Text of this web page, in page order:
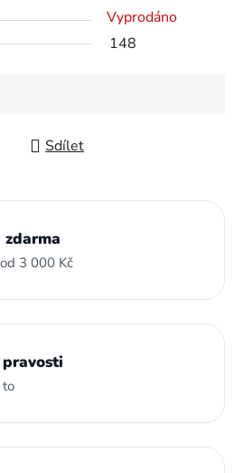
Vyprodáno
148
Sdílet
zdarma
3 000 Kč
pravosti
to